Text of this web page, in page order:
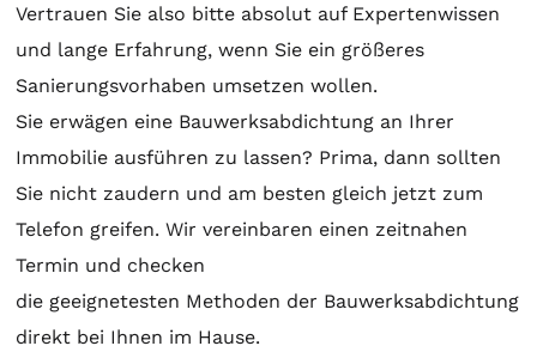
Vertrauen Sie also bitte absolut auf Expertenwissen
und lange Erfahrung, wenn Sie ein größeres
Sanierungsvorhaben umsetzen wollen.
Sie erwägen eine Bauwerksabdichtung an Ihrer
Immobilie ausführen zu lassen? Prima, dann sollten
Sie nicht zaudern und am besten gleich jetzt zum
Telefon greifen. Wir vereinbaren einen zeitnahen
Termin und checken
die geeignetesten Methoden der Bauwerksabdichtung
direkt bei Ihnen im Hause.